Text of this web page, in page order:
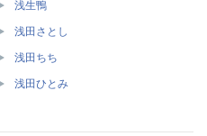
浅生鴨
浅田さとし
浅田ちち
浅田ひとみ